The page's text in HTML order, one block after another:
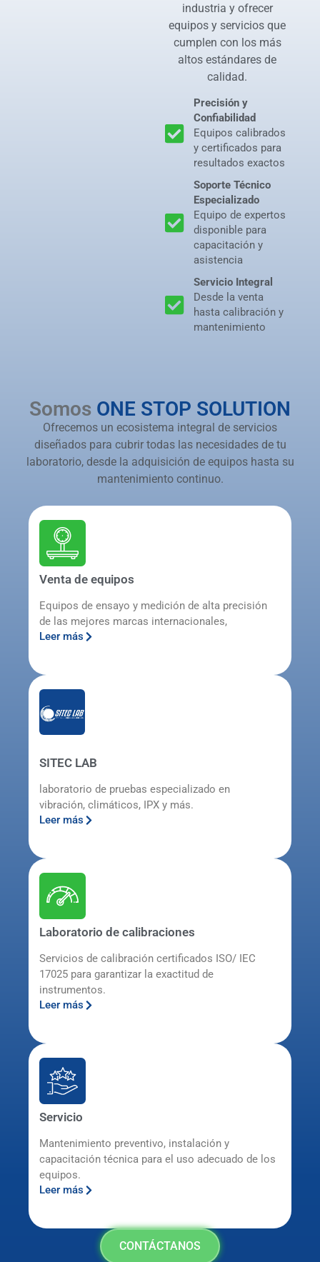
industria y ofrecer
equipos y servicios que
cumplen con los más
altos estándares de
calidad.
Precisión y
Confiabilidad
Equipos calibrados
y certificados para
resultados exactos
Soporte Técnico
Especializado
Equipo de expertos
disponible para
capacitación y
asistencia
Servicio Integral
Desde la venta
hasta calibración y
mantenimiento
Somos ONE STOP SOLUTION
Ofrecemos un ecosistema integral de servicios
diseñados para cubrir todas las necesidades de tu
laboratorio, desde la adquisición de equipos hasta su
mantenimiento continuo.
Venta de equipos
Equipos de ensayo y medición de alta precisión
de las mejores marcas internacionales,
Leer más
SITEC LAB
laboratorio de pruebas especializado en
vibración, climáticos, IPX y más.
Leer más
Laboratorio de calibraciones
Servicios de calibración certificados ISO/ IEC
17025 para garantizar la exactitud de
instrumentos.
Leer más
Servicio
Mantenimiento preventivo, instalación y
capacitación técnica para el uso adecuado de los
equipos.
Leer más
CONTÁCTANOS